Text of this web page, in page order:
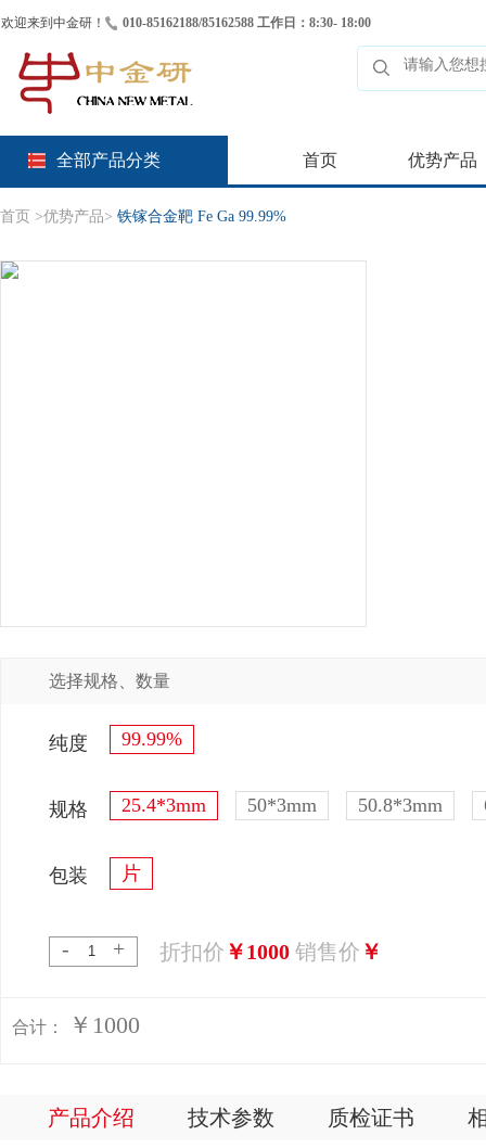
欢迎来到中金研！ 010-85162188/85162588 工作日：8:30- 18:00
全部产品分类 首页 优势产品
首页 >优势产品> 铁镓合金靶 Fe Ga 99.99%
选择规格、数量
纯度 99.99%
规格 25.4*3mm 50*3mm 50.8*3mm
包装 片
- + 折扣价 ￥1000 销售价 ￥
合计： ￥1000
产品介绍 技术参数 质检证书